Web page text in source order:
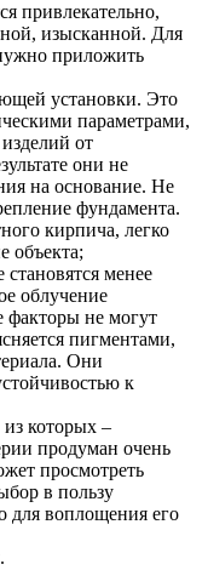
привлекательно,
изысканной. Для
приложить
установки. Это
параметрами,
от
они не
на основание. Не
фундамента.
кирпича, легко
объекта;
менее
облучение
факторы не могут
пигментами,
Они
к
которых –
продуман очень
просмотреть
в пользу
для воплощения его